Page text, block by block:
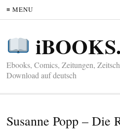
≡ MENU
Ebooks, Comics, Zeitungen,
Download auf deutsch
Susanne Popp – Die